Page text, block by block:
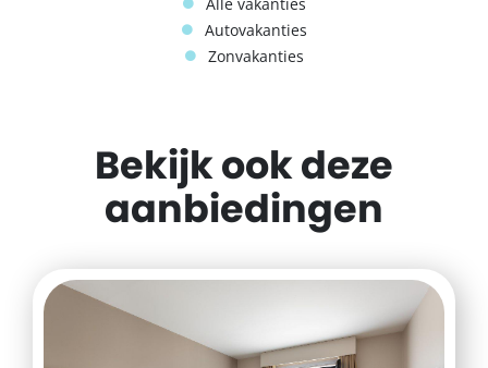
Autovakanties
Zonvakanties
Bekijk ook deze
aanbiedingen